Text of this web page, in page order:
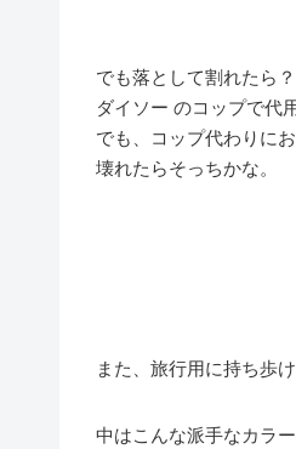
でも落として割れたら
ダイソー のコップで代
でも、コップ代わりに
壊れたらそっちかな。
また、旅行用に持ち歩
中はこんな派手なカラー